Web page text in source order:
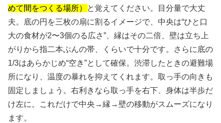
めて間をつくる場所）
と覚えてください。目分量で大丈
夫。底の円を三枚の扇に割るイメージで、中央は“ひと口
大の食材が2〜3個のる広さ”、縁はその二倍、壁は立ち上
がりから指二本ぶんの帯、くらいで十分です。さらに底の
1/3はあらかじめ“空き”として確保。渋滞したときの避難場
所になり、温度の暴れを抑えてくれます。取っ手の向きも
固定しましょう。右利きなら取っ手を右下、身体は半歩だ
け左に。これだけで中央→縁→壁の移動がスムーズになり
ます。